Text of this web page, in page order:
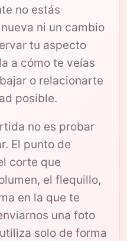
no estás
ni un cambio
tu aspecto
a cómo te veías
o relacionarte
posible.
no es probar
El punto de
corte que
el flequillo,
en la que te
una foto
solo de forma